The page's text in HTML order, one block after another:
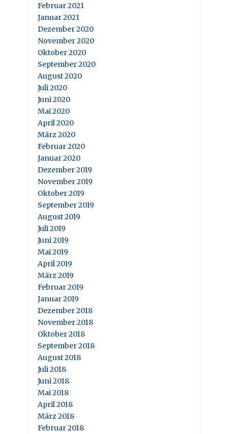
Februar 2021
Januar 2021
Dezember 2020
November 2020
Oktober 2020
September 2020
August 2020
Juli 2020
Juni 2020
Mai 2020
April 2020
März 2020
Februar 2020
Januar 2020
Dezember 2019
November 2019
Oktober 2019
September 2019
August 2019
Juli 2019
Juni 2019
Mai 2019
April 2019
März 2019
Februar 2019
Januar 2019
Dezember 2018
November 2018
Oktober 2018
September 2018
August 2018
Juli 2018
Juni 2018
Mai 2018
April 2018
März 2018
Februar 2018